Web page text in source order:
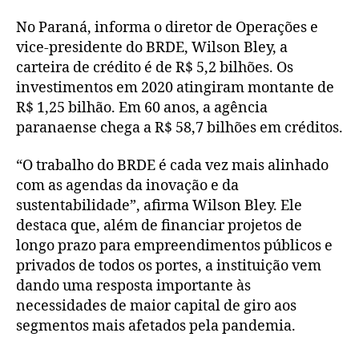
No Paraná, informa o diretor de Operações e
vice-presidente do BRDE, Wilson Bley, a
carteira de crédito é de R$ 5,2 bilhões. Os
investimentos em 2020 atingiram montante de
R$ 1,25 bilhão. Em 60 anos, a agência
paranaense chega a R$ 58,7 bilhões em créditos.
“O trabalho do BRDE é cada vez mais alinhado
com as agendas da inovação e da
sustentabilidade”, afirma Wilson Bley. Ele
destaca que, além de financiar projetos de
longo prazo para empreendimentos públicos e
privados de todos os portes, a instituição vem
dando uma resposta importante às
necessidades de maior capital de giro aos
segmentos mais afetados pela pandemia.